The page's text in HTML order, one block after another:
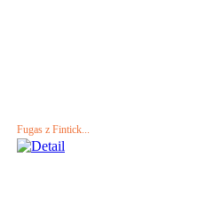
Fugas z Fintick...